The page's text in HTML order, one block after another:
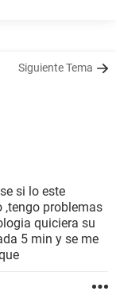
Siguiente Tema
si lo este
,tengo problemas
quiciera su
5 min y se me